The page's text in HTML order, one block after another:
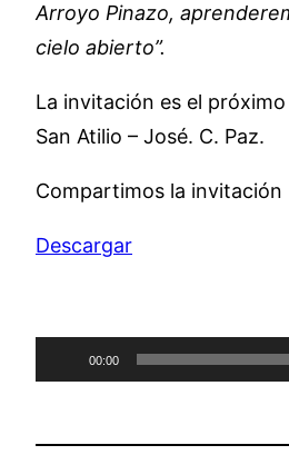
Arroyo Pinazo,
cielo abierto”.
La invitación es el
San Atilio – José. C. Paz.
Compartimos la invitación
Descargar
Reproductor
de
00:00